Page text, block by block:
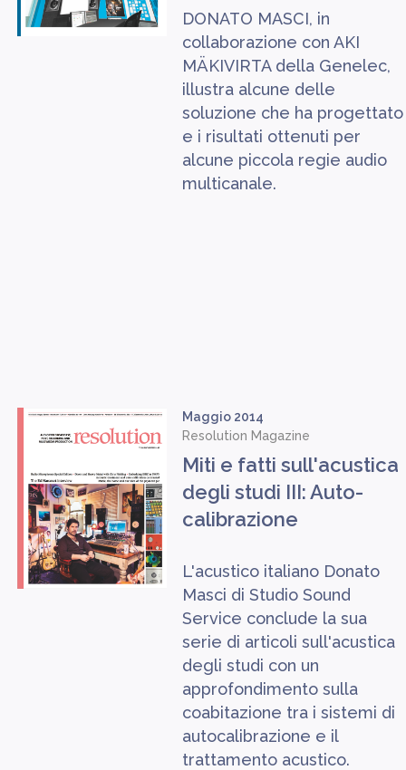
DONATO MASCI, in
collaborazione con AKI
MÄKIVIRTA della Genelec,
illustra alcune delle
soluzione che ha progettato
e i risultati ottenuti per
alcune piccola regie audio
multicanale.
Maggio 2014
Resolution Magazine
Miti e fatti sull'acustica
degli studi III: Auto-
calibrazione
L'acustico italiano Donato
Masci di Studio Sound
Service conclude la sua
serie di articoli sull'acustica
degli studi con un
approfondimento sulla
coabitazione tra i sistemi di
autocalibrazione e il
trattamento acustico.